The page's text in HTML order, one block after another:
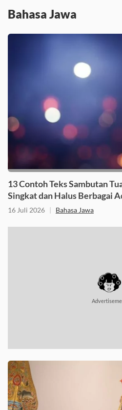
Bahasa Jawa
13 Contoh Teks Sambutan
Singkat dan Halus Berbagai
16 Juli 2026 | Bahasa Jawa